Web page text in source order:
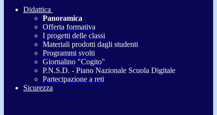
Didattica
Panoramica
Offerta formativa
I progetti delle classi
Materiali prodotti dagli studenti
Programmi svolti
Giornalino "Cogito"
P.N.S.D. - Piano Nazionale Scuola Digitale
Partecipazione a reti
Sicurezza